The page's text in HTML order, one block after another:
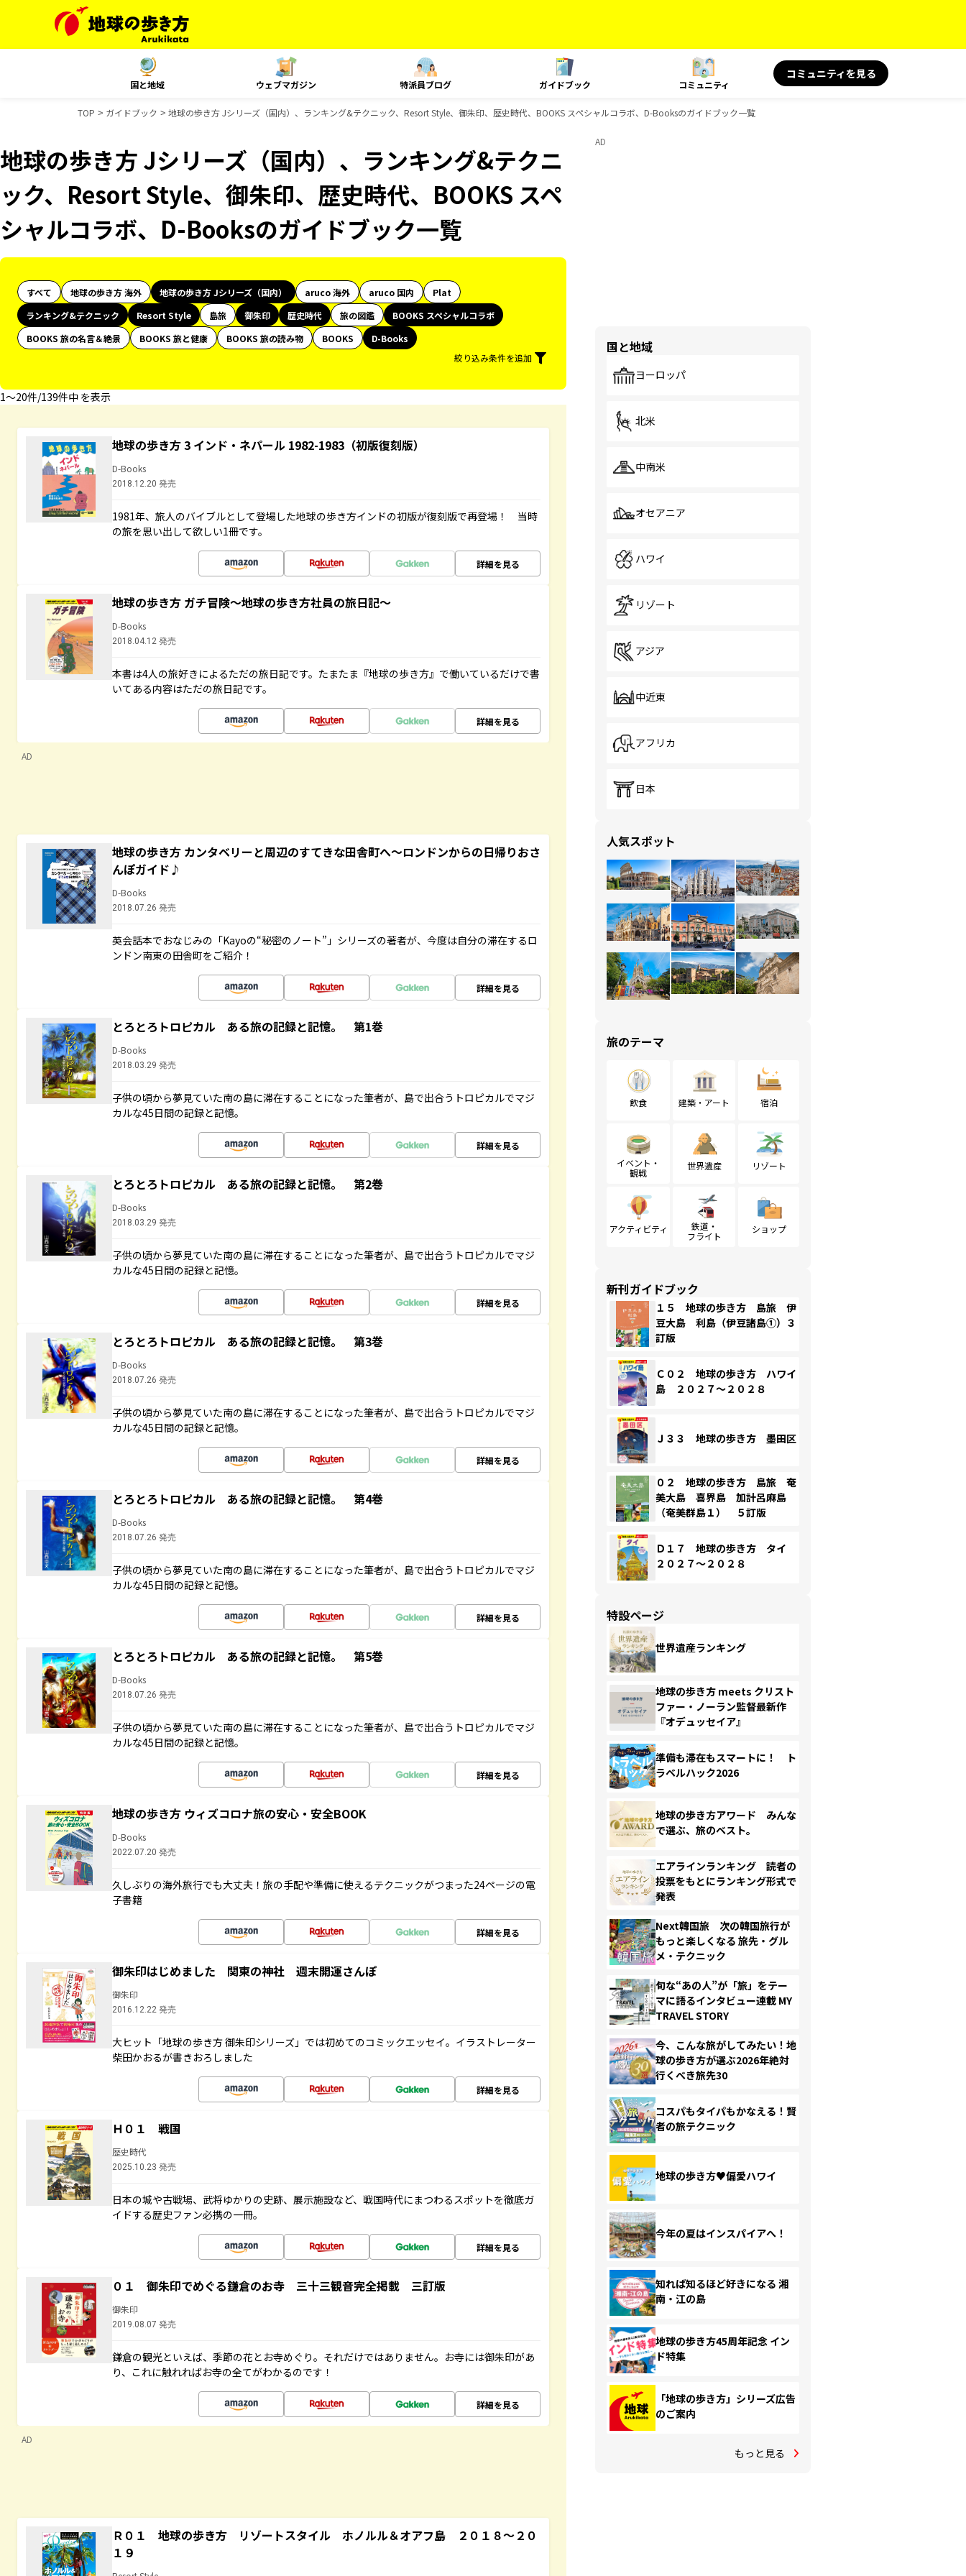
国と地域 ウェブマガジン 特派員ブログ ガイドブック コミュニティ
コミュニティを見る
TOP ガイドブック 地球の歩き方 Jシリーズ（国内）、ランキング&テクニック、Resort Style、御朱印、歴史時代、BOOKS スペシャルコラボ、D-Booksのガイドブック一覧
地球の歩き方 Jシリーズ（国内）、ランキング&テクニ
ック、Resort Style、御朱印、歴史時代、BOOKS スペ
シャルコラボ、D-Booksのガイドブック一覧
すべて 地球の歩き方 海外 地球の歩き方 Jシリーズ（国内） aruco 海外 aruco 国内
Plat
ランキング&テクニック
Resort Style 島旅 御朱印 歴史時代 旅の図鑑
BOOKS スペシャルコラボ
BOOKS 旅の名言＆絶景
BOOKS 旅と健康 BOOKS 旅の読み物 BOOKS
D-Books
絞り込み条件を追加
1〜20件/139件中 を表示
地球の歩き方 3 インド・ネパール 1982-1983（初版復刻版）
D-Books
2018.12.20 発売
1981年、旅人のバイブルとして登場した地球の歩き方インドの初版が復刻版で再登場！ 当時
の旅を思い出して欲しい1冊です。
詳細を見る
地球の歩き方 ガチ冒険～地球の歩き方社員の旅日記～
D-Books
2018.04.12 発売
本書は4人の旅好きによるただの旅日記です。たまたま『地球の歩き方』で働いているだけで書
いてある内容はただの旅日記です。
詳細を見る
AD
地球の歩き方 カンタベリーと周辺のすてきな田舎町へ～ロンドンからの日帰りおさ
んぽガイド♪
D-Books
2018.07.26 発売
英会話本でおなじみの「Kayoの“秘密のノート”」シリーズの著者が、今度は自分の滞在するロ
ンドン南東の田舎町をご紹介！
詳細を見る
とろとろトロピカル ある旅の記録と記憶。 第1巻
D-Books
2018.03.29 発売
子供の頃から夢見ていた南の島に滞在することになった筆者が、島で出合うトロピカルでマジ
カルな45日間の記録と記憶。
詳細を見る
とろとろトロピカル ある旅の記録と記憶。 第2巻
D-Books
2018.03.29 発売
子供の頃から夢見ていた南の島に滞在することになった筆者が、島で出合うトロピカルでマジ
カルな45日間の記録と記憶。
詳細を見る
とろとろトロピカル ある旅の記録と記憶。 第3巻
D-Books
2018.07.26 発売
子供の頃から夢見ていた南の島に滞在することになった筆者が、島で出合うトロピカルでマジ
カルな45日間の記録と記憶。
詳細を見る
とろとろトロピカル ある旅の記録と記憶。 第4巻
D-Books
2018.07.26 発売
子供の頃から夢見ていた南の島に滞在することになった筆者が、島で出合うトロピカルでマジ
カルな45日間の記録と記憶。
詳細を見る
とろとろトロピカル ある旅の記録と記憶。 第5巻
D-Books
2018.07.26 発売
子供の頃から夢見ていた南の島に滞在することになった筆者が、島で出合うトロピカルでマジ
カルな45日間の記録と記憶。
詳細を見る
地球の歩き方 ウィズコロナ旅の安心・安全BOOK
D-Books
2022.07.20 発売
久しぶりの海外旅行でも大丈夫！旅の手配や準備に使えるテクニックがつまった24ページの電
子書籍
詳細を見る
御朱印はじめました 関東の神社 週末開運さんぽ
御朱印
2016.12.22 発売
大ヒット「地球の歩き方 御朱印シリーズ」では初めてのコミックエッセイ。イラストレーター
柴田かおるが書きおろしました
詳細を見る
Ｈ０１ 戦国
歴史時代
2025.10.23 発売
日本の城や古戦場、武将ゆかりの史跡、展示施設など、戦国時代にまつわるスポットを徹底ガ
イドする歴史ファン必携の一冊。
詳細を見る
０１ 御朱印でめぐる鎌倉のお寺 三十三観音完全掲載 三訂版
御朱印
2019.08.07 発売
鎌倉の観光といえば、季節の花とお寺めぐり。それだけではありません。お寺には御朱印があ
り、これに触れればお寺の全てがわかるのです！
詳細を見る
AD
Ｒ０１ 地球の歩き方 リゾートスタイル ホノルル＆オアフ島 ２０１８～２０
１９
AD
国と地域
ヨーロッパ
北米
中南米
オセアニア
ハワイ
リゾート
アジア
中近東
アフリカ
日本
人気スポット
旅のテーマ
飲食 建築・アート 宿泊
イベント・
観戦
世界遺産 リゾート
アクティビティ
鉄道・
フライト
ショップ
新刊ガイドブック
１５ 地球の歩き方 島旅 伊
豆大島 利島（伊豆諸島①）３
訂版
Ｃ０２ 地球の歩き方 ハワイ
島 ２０２７～２０２８
Ｊ３３ 地球の歩き方 墨田区
０２ 地球の歩き方 島旅 奄
美大島 喜界島 加計呂麻島
（奄美群島１） ５訂版
Ｄ１７ 地球の歩き方 タイ
２０２７～２０２８
特設ページ
世界遺産ランキング
地球の歩き方 meets クリスト
ファー・ノーラン監督最新作
『オデュッセイア』
準備も滞在もスマートに！ ト
ラベルハック2026
地球の歩き方アワード みんな
で選ぶ、旅のベスト。
エアラインランキング 読者の
投票をもとにランキング形式で
発表
Next韓国旅 次の韓国旅行が
もっと楽しくなる 旅先・グル
メ・テクニック
旬な“あの人”が「旅」をテー
マに語るインタビュー連載 MY
TRAVEL STORY
今、こんな旅がしてみたい！地
球の歩き方が選ぶ2026年絶対
行くべき旅先30
コスパもタイパもかなえる！賢
者の旅テクニック
地球の歩き方♥偏愛ハワイ
今年の夏はインスパイアへ！
知れば知るほど好きになる 湘
南・江の島
地球の歩き方45周年記念 イン
ド特集
「地球の歩き方」シリーズ広告
のご案内
もっと見る